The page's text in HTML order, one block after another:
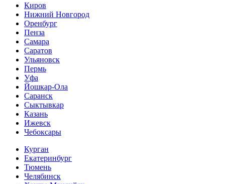
Киров
Нижний Новгород
Оренбург
Пенза
Самара
Саратов
Ульяновск
Пермь
Уфа
Йошкар-Ола
Саранск
Сыктывкар
Казань
Ижевск
Чебоксары
Курган
Екатеринбург
Тюмень
Челябинск